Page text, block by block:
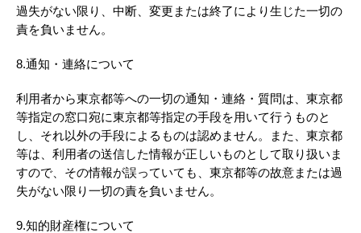
過失がない限り、中断、変更または終了により生じた一切の
責を負いません。
8.通知・連絡について
利用者から東京都等への一切の通知・連絡・質問は、東京都
等指定の窓口宛に東京都等指定の手段を用いて行うものと
し、それ以外の手段によるものは認めません。また、東京都
等は、利用者の送信した情報が正しいものとして取り扱いま
すので、その情報が誤っていても、東京都等の故意または過
失がない限り一切の責を負いません。
9.知的財産権について